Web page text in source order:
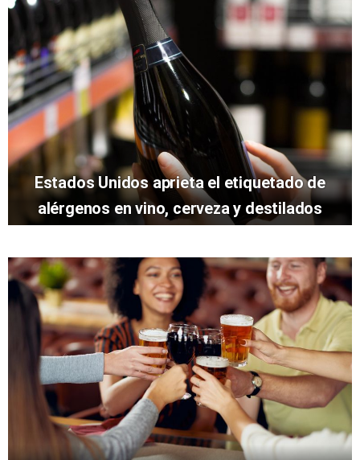
Estados Unidos aprieta el etiquetado de
alérgenos en vino, cerveza y destilados